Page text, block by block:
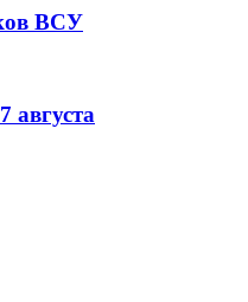
ВСУ
августа